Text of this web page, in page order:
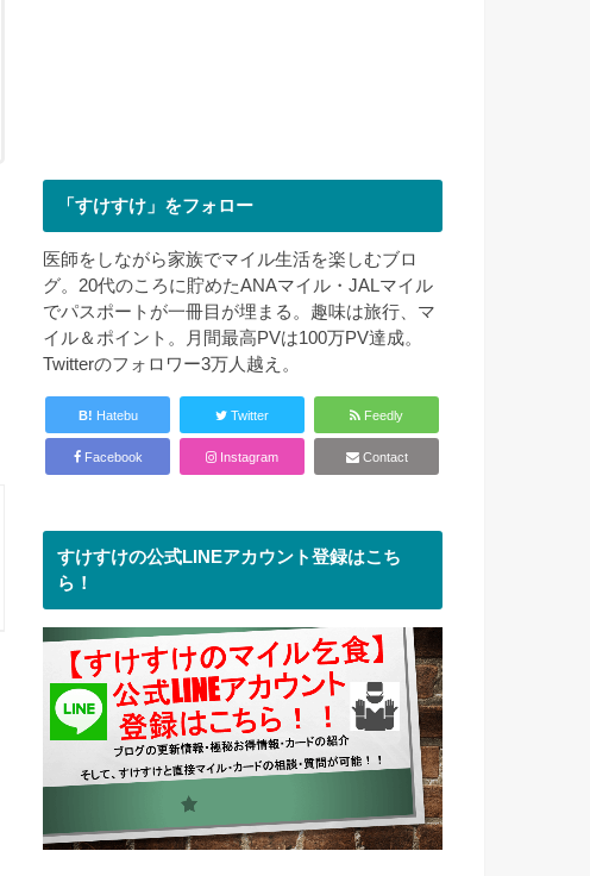
「すけすけ」をフォロー
医師をしながら家族でマイル生活を楽しむブロ
グ。20代のころに貯めたANAマイル・JALマイル
でパスポートが一冊目が埋まる。趣味は旅行、マ
イル＆ポイント。月間最高PVは100万PV達成。
Twitterのフォロワー3万人越え。
B! Hatebu Twitter Feedly
Facebook Instagram Contact
すけすけの公式LINEアカウント登録はこち
ら！